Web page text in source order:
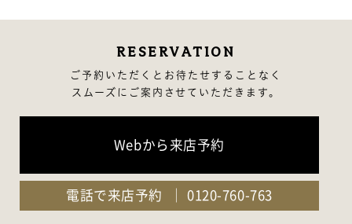
RESERVATION
ご予約いただくとお待たせすることなく
スムーズにご案内させていただきます。
Webから来店予約
電話で来店予約 0120-760-763